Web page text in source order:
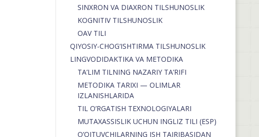
SINXRON VA DIAXRON TILSHUNOSLIK
KOGNITIV TILSHUNOSLIK
OAV TILI
QIYOSIY-CHOG‘ISHTIRMA TILSHUNOSLIK
LINGVODIDAKTIKA VA METODIKA
TA’LIM TILNING NAZARIY TA’RIFI
METODIKA TARIXI — OLIMLAR
IZLANISHLARIDA
TIL O’RGATISH TEXNOLOGIYALARI
MUTAXASSISLIK UCHUN INGLIZ TILI (ESP)
O’QITUVCHILARNING ISH TAJRIBASIDAN